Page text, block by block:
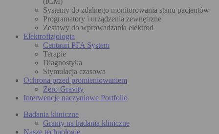
Systemy do zdalnego monitorowania stanu pacjentów
Programatory i urządzenia zewnętrzne
Zestawy do wprowadzania elektrod
Elektrofizjologia
Centauri PFA System
Terapie
Diagnostyka
Stymulacja czasowa
Ochrona przed promieniowaniem
Zero-Gravity
Interwencje naczyniowe Portfolio
Badania kliniczne
Granty na badania kliniczne
Nasze technologie